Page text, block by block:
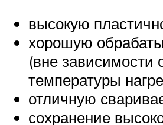
высокую
хорошую
(вне зависимости
температуры
отличную
сохранение